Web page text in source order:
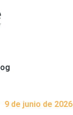
9 de junio de 2026